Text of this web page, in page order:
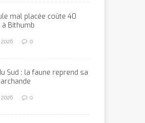
mal placée coûte 40
Bithumb
0
Sud : la faune reprend sa
0